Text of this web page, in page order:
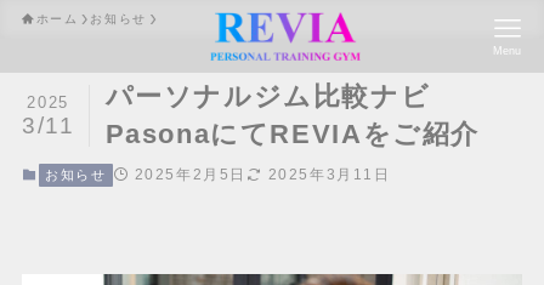
Menu
ホーム お知らせ
パーソナルジム比較ナビ
PasonaにてREVIAをご紹介
2025
3/11
お知らせ 2025年2月5日 2025年3月11日